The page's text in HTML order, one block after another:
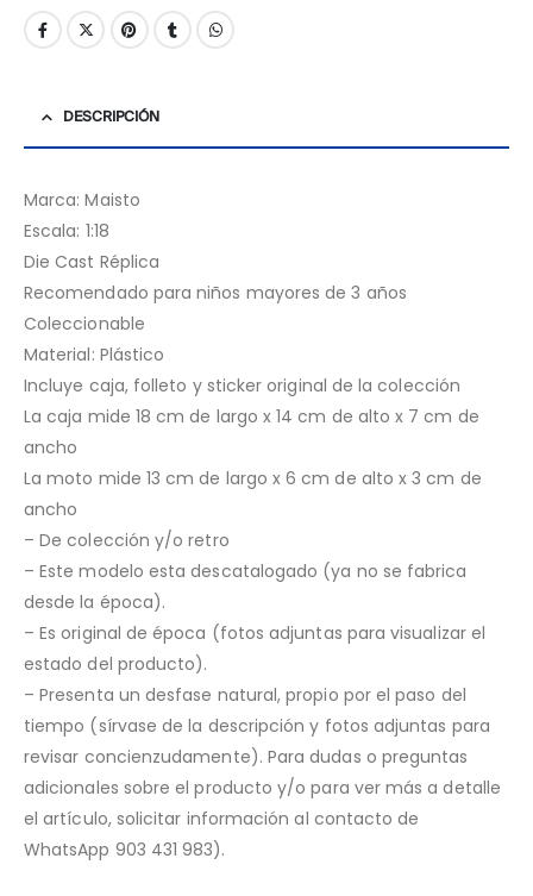
DESCRIPCIÓN
Marca: Maisto
Escala: 1:18
Die Cast Réplica
Recomendado para niños mayores de 3 años
Coleccionable
Material: Plástico
Incluye caja, folleto y sticker original de la colección
La caja mide 18 cm de largo x 14 cm de alto x 7 cm de
ancho
La moto mide 13 cm de largo x 6 cm de alto x 3 cm de
ancho
– De colección y/o retro
– Este modelo esta descatalogado (ya no se fabrica
desde la época).
– Es original de época (fotos adjuntas para visualizar el
estado del producto).
– Presenta un desfase natural, propio por el paso del
tiempo (sírvase de la descripción y fotos adjuntas para
revisar concienzudamente). Para dudas o preguntas
adicionales sobre el producto y/o para ver más a detalle
el artículo, solicitar información al contacto de
WhatsApp 903 431 983).